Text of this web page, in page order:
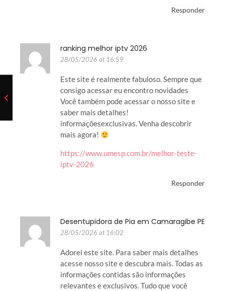
Responder
ranking melhor iptv 2026
28/05/2026 at 16:59
Este site é realmente fabuloso. Sempre que
consigo acessar eu encontro novidades
Você também pode acessar o nosso site e
saber mais detalhes!
informaçõesexclusivas. Venha descobrir
mais agora!
https://www.umesp.com.br/melhor-teste-
iptv-2026
Responder
Desentupidora de Pia em Camaragibe PE
28/05/2026 at 16:02
Adorei este site. Para saber mais detalhes
acesse nosso site e descubra mais. Todas as
informações contidas são informações
relevantes e exclusivos. Tudo que você